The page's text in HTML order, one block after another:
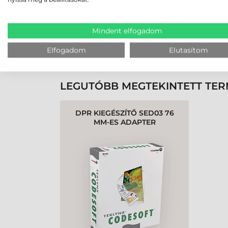
LEGUTÓBB MEGTEKINTETT
DPR KIEGÉSZÍTŐ SED03 76
MM-ES ADAPTER
Mindent elfogadom
Elfogadom Elutasítom